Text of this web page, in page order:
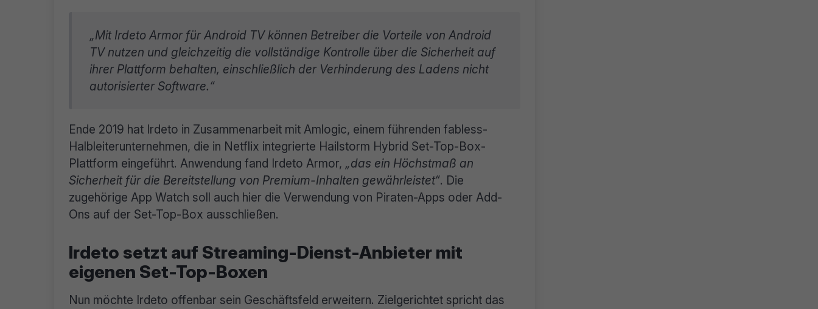
„Mit Irdeto Armor für Android TV können Betreiber die Vorteile von Android
TV nutzen und gleichzeitig die vollständige Kontrolle über die Sicherheit auf
ihrer Plattform behalten, einschließlich der Verhinderung des Ladens nicht
autorisierter Software.“
Ende 2019 hat Irdeto in Zusammenarbeit mit Amlogic, einem führenden fabless-
Halbleiterunternehmen, die in Netflix integrierte Hailstorm Hybrid Set-Top-Box-
Plattform eingeführt. Anwendung fand Irdeto Armor, „das ein Höchstmaß an
Sicherheit für die Bereitstellung von Premium-Inhalten gewährleistet“. Die
zugehörige App Watch soll auch hier die Verwendung von Piraten-Apps oder Add-
Ons auf der Set-Top-Box ausschließen.
Irdeto setzt auf Streaming-Dienst-Anbieter mit
eigenen Set-Top-Boxen
Nun möchte Irdeto offenbar sein Geschäftsfeld erweitern. Zielgerichtet spricht das